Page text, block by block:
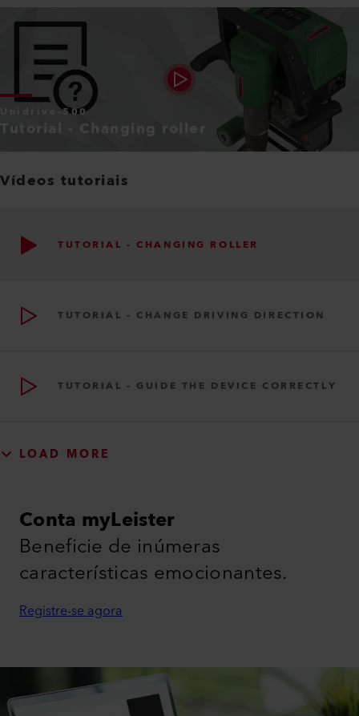
Unidrive-500
Tutorial - Changing roller
Vídeos tutoriais
TUTORIAL - CHANGING ROLLER
TUTORIAL - CHANGE DRIVING DIRECTION
TUTORIAL - GUIDE THE DEVICE CORRECTLY
LOAD MORE
Conta myLeister
Beneficie de inúmeras
características emocionantes.
Registre-se agora